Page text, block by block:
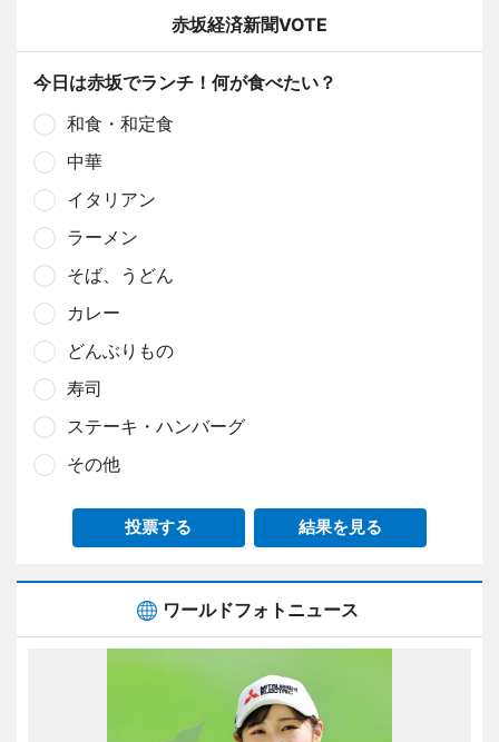
赤坂経済新聞VOTE
今日は赤坂でランチ！何が食べたい？
和食・和定食
中華
イタリアン
ラーメン
そば、うどん
カレー
どんぶりもの
寿司
ステーキ・ハンバーグ
その他
投票する 結果を見る
ワールドフォトニュース